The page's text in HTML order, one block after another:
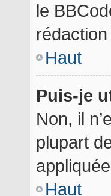
le
Haut
Puis-je
Non, il
plupart
Haut